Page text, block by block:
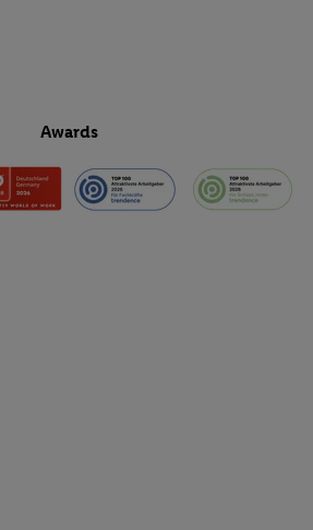
Awards